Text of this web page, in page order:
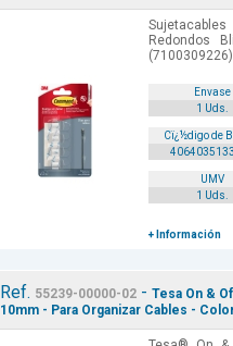
Redondos
Envase
1 Uds.
Cï¿½digo de
UMV
1 Uds.
+ Información
Ref. 55239-00000-02 - Tesa On &
10mm - Para Organizar Cables -